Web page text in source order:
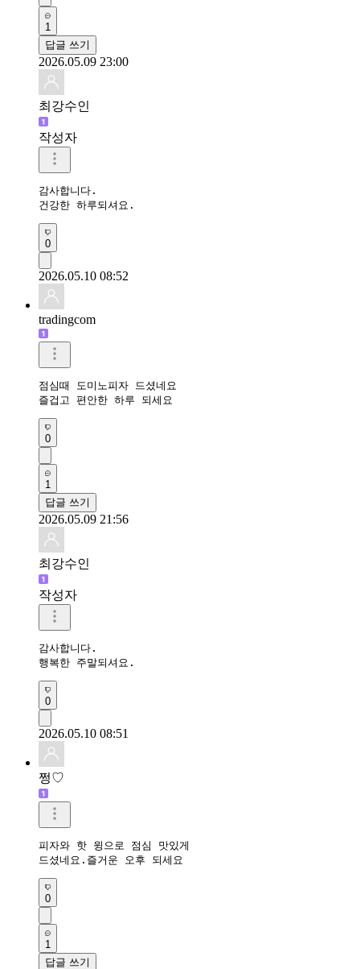
1
답글 쓰기
2026.05.09 23:00
최강수인
작성자
감사합니다.
건강한 하루되셔요.
0
2026.05.10 08:52
tradingcom
점심때 도미노피자 드셨네요
즐겁고 편안한 하루 되세요
0
1
답글 쓰기
2026.05.09 21:56
최강수인
작성자
감사합니다.
행복한 주말되셔요.
0
2026.05.10 08:51
쩡♡
피자와 핫 윙으로 점심 맛있게
드셨네요.즐거운 오후 되세요
0
1
답글 쓰기